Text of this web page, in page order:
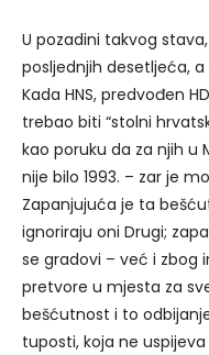
U pozadini takvog
posljednjih desetljeća,
Kada HNS, predvođen
trebao biti “stolni
kao poruku da za njih u
nije bilo 1993. – zar je
Zapanjujuća je ta
ignoriraju oni Drugi;
se gradovi – već i zbog
pretvore u mjesta za
bešćutnost i to
tuposti, koja ne